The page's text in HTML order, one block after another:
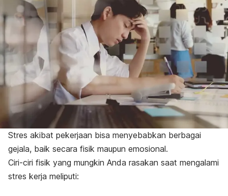
Stres akibat pekerjaan bisa menyebabkan berbagai
gejala, baik secara fisik maupun emosional.
Ciri-ciri fisik yang mungkin Anda rasakan saat mengalami
stres kerja meliputi: